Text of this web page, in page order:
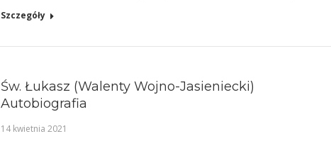
Szczegóły
Św. Łukasz (Walenty Wojno-Jasieniecki)
Autobiografia
14 kwietnia 2021